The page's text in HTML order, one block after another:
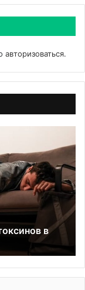
авторизоваться.
в
на
и